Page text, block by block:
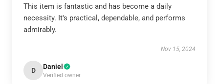
This item is fantastic and has become a daily
necessity. It's practical, dependable, and performs
admirably.
Nov 15, 2024
D Daniel
Verified owner